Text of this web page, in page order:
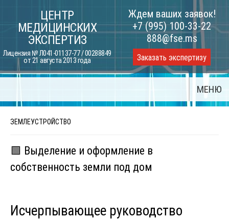
content
ЦЕНТР
МЕДИЦИНСКИХ
ЭКСПЕРТИЗ
Лицензия № Л041-01137-77 / 00288849
от 21 августа 2013 года
Ждем ваших заявок!
+7 (995) 100-33-22
888@fse.ms
Заказать экспертизу
МЕНЮ
ЗЕМЛЕУСТРОЙСТВО
🟩 Выделение и оформление в
собственность земли под дом
Исчерпывающее руководство